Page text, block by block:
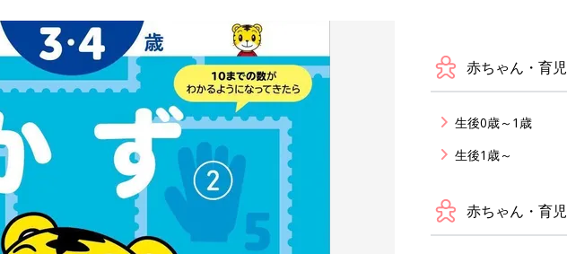
赤ちゃん・育児
生後0歳～1歳
生後1歳～
赤ちゃん・育児